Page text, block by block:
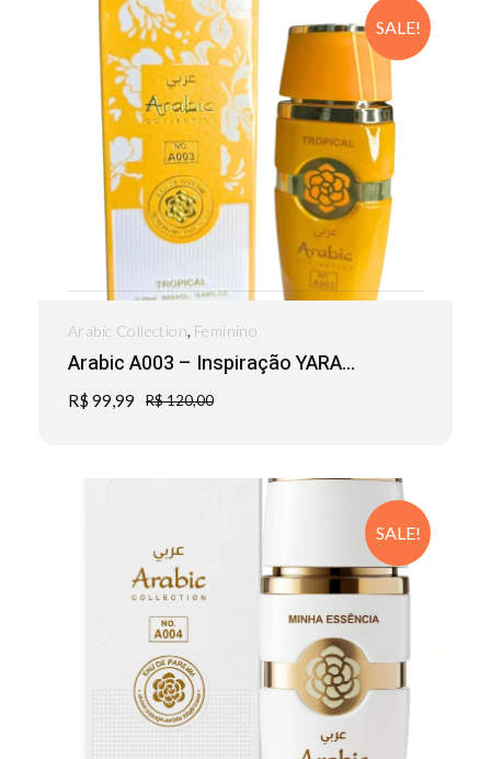
SALE!
Arabic A003 – Inspiração YARA...
R$ 99,99 R$120,00
Arabic Collection, Feminino
SALE!